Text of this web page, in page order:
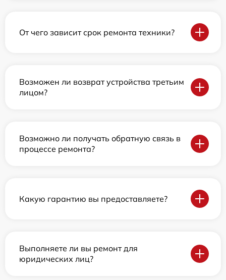
От чего зависит срок ремонта техники?
Возможен ли возврат устройства третьим
лицом?
Возможно ли получать обратную связь в
процессе ремонта?
Какую гарантию вы предоставляете?
Выполняете ли вы ремонт для
юридических лиц?